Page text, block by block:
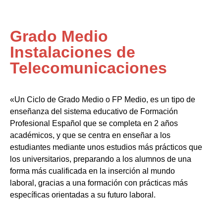
Grado Medio
Instalaciones de
Telecomunicaciones
«Un Ciclo de Grado Medio o FP Medio, es un tipo de
enseñanza del sistema educativo de Formación
Profesional Español que se completa en 2 años
académicos, y que se centra en enseñar a los
estudiantes mediante unos estudios más prácticos que
los universitarios, preparando a los alumnos de una
forma más cualificada en la inserción al mundo
laboral, gracias a una formación con prácticas más
específicas orientadas a su futuro laboral.